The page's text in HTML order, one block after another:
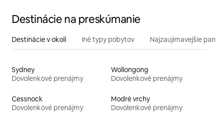
Destinácie na preskúmanie
Destinácie v okolí Iné typy pobytov Najzaujímavejšie
Sydney
Dovolenkové prenájmy
Wollongong
Dovolenkové prenájmy
Cessnock
Dovolenkové prenájmy
Modré vrchy
Dovolenkové prenájmy